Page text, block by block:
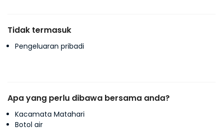
Tidak termasuk
Pengeluaran pribadi
Apa yang perlu dibawa bersama anda?
Kacamata Matahari
Botol air